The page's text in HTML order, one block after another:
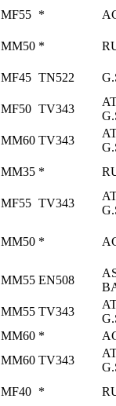
MF55 *
MM50 *
MF45 TN522
MF50 TV343
MM60 TV343
MM35 *
MF55 TV343
MM50 *
MM55 EN508
MM55 TV343
MM60 *
MM60 TV343
MF40 *